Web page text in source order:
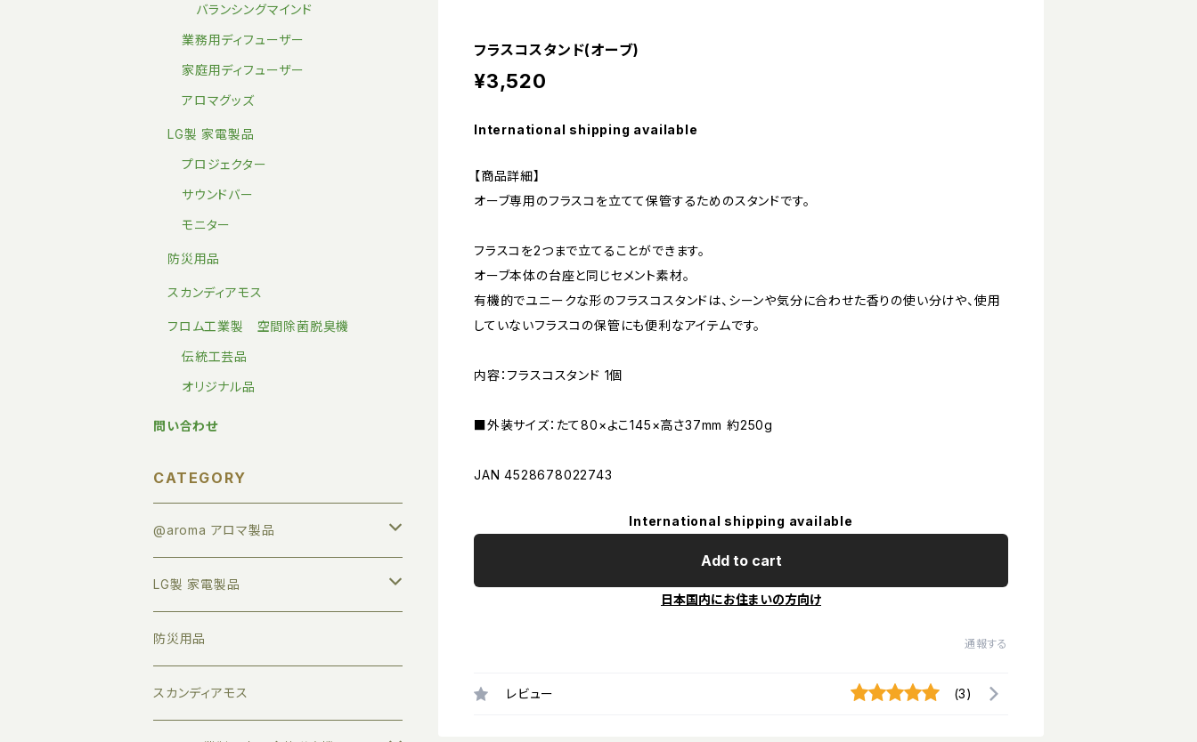
フラスコスタンド(オーブ)
¥3,520
International shipping available
【商品詳細】
オーブ専用のフラスコを立てて保管するためのスタンドです。
フラスコを2つまで立てることができます。
オーブ本体の台座と同じセメント素材。
有機的でユニークな形のフラスコスタンドは、シーンや気分に合わせた香りの使い分けや、使用
していないフラスコの保管にも便利なアイテムです。
内容：フラスコスタンド 1個
■外装サイズ：たて80×よこ145×高さ37mm 約250g
JAN 4528678022743
International shipping available
Add to cart
日本国内にお住まいの方向け
通報する
レビュー (3)
バランシングマインド
業務用ディフューザー
家庭用ディフューザー
アロマグッズ
LG製 家電製品
プロジェクター
サウンドバー
モニター
防災用品
スカンディアモス
フロム工業製 空間除菌脱臭機
伝統工芸品
オリジナル品
問い合わせ
CATEGORY
@aroma アロマ製品
アロマオイル
すべて
トライアルセット
業務用ディフューザー
家庭用ディフューザー
LG製 家電製品
プロジェクター
サウンドバー
防災用品
スカンディアモス